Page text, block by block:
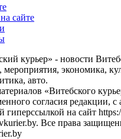
сайте
курьер» - новости
экономика,
авто.
«Витебского
согласия редакции, с
гиперссылкой на сайт
Все права